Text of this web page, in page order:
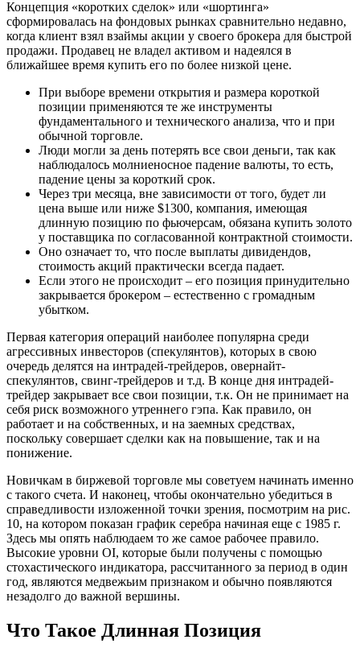
Концепция «коротких сделок» или «шортинга»
сформировалась на фондовых рынках сравнительно недавно,
когда клиент взял взаймы акции у своего брокера для быстрой
продажи. Продавец не владел активом и надеялся в
ближайшее время купить его по более низкой цене.
При выборе времени открытия и размера короткой
позиции применяются те же инструменты
фундаментального и технического анализа, что и при
обычной торговле.
Люди могли за день потерять все свои деньги, так как
наблюдалось молниеносное падение валюты, то есть,
падение цены за короткий срок.
Через три месяца, вне зависимости от того, будет ли
цена выше или ниже $1300, компания, имеющая
длинную позицию по фьючерсам, обязана купить золото
у поставщика по согласованной контрактной стоимости.
Оно означает то, что после выплаты дивидендов,
стоимость акций практически всегда падает.
Если этого не происходит – его позиция принудительно
закрывается брокером – естественно с громадным
убытком.
Первая категория операций наиболее популярна среди
агрессивных инвесторов (спекулянтов), которых в свою
очередь делятся на интрадей-трейдеров, овернайт-
спекулянтов, свинг-трейдеров и т.д. В конце дня интрадей-
трейдер закрывает все свои позиции, т.к. Он не принимает на
себя риск возможного утреннего гэпа. Как правило, он
работает и на собственных, и на заемных средствах,
поскольку совершает сделки как на повышение, так и на
понижение.
Новичкам в биржевой торговле мы советуем начинать именно
с такого счета. И наконец, чтобы окончательно убедиться в
справедливости изложенной точки зрения, посмотрим на рис.
10, на котором показан график серебра начиная еще с 1985 г.
Здесь мы опять наблюдаем то же самое рабочее правило.
Высокие уровни OI, которые были получены с помощью
стохастического индикатора, рассчитанного за период в один
год, являются медвежьим признаком и обычно появляются
незадолго до важной вершины.
Что Такое Длинная Позиция